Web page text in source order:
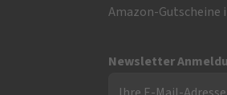
Amazon-Gutscheine
Newsletter